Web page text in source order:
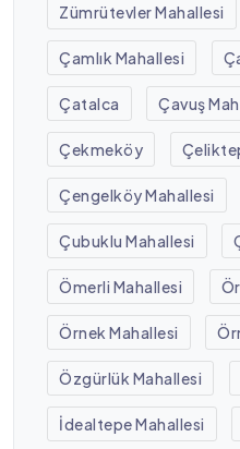
Zümrütevler Mahallesi
Çamlık Mahallesi
Çatalca Çavuş
Çekmeköy
Çengelköy Mahallesi
Çubuklu Mahallesi
Ömerli Mahallesi
Örnek Mahallesi
Özgürlük Mahallesi
İdealtepe Mahallesi